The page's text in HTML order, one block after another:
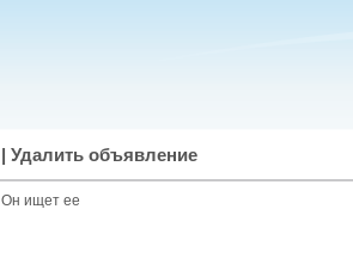
Удалить объявление
Он ищет ее